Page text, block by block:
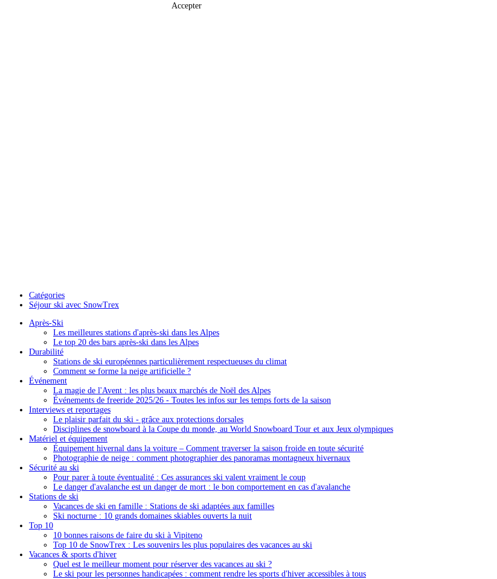
Accepter
Catégories
Séjour ski avec SnowTrex
Après-Ski
Les meilleures stations d'après-ski dans les Alpes
Le top 20 des bars après-ski dans les Alpes
Durabilité
Stations de ski européennes particulièrement respectueuses du climat
Comment se forme la neige artificielle ?
Événement
La magie de l'Avent : les plus beaux marchés de Noël des Alpes
Événements de freeride 2025/26 - Toutes les infos sur les temps forts de la saison
Interviews et reportages
Le plaisir parfait du ski - grâce aux protections dorsales
Disciplines de snowboard à la Coupe du monde, au World Snowboard Tour et aux Jeux olympiques
Matériel et équipement
Équipement hivernal dans la voiture – Comment traverser la saison froide en toute sécurité
Photographie de neige : comment photographier des panoramas montagneux hivernaux
Sécurité au ski
Pour parer à toute éventualité : Ces assurances ski valent vraiment le coup
Le danger d'avalanche est un danger de mort : le bon comportement en cas d'avalanche
Stations de ski
Vacances de ski en famille : Stations de ski adaptées aux familles
Ski nocturne : 10 grands domaines skiables ouverts la nuit
Top 10
10 bonnes raisons de faire du ski à Vipiteno
Top 10 de SnowTrex : Les souvenirs les plus populaires des vacances au ski
Vacances & sports d'hiver
Quel est le meilleur moment pour réserver des vacances au ski ?
Le ski pour les personnes handicapées : comment rendre les sports d'hiver accessibles à tous